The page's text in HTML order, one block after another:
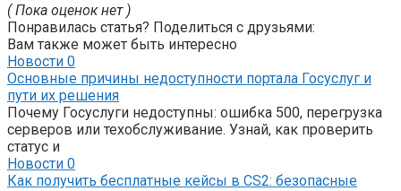
( Пока оценок нет )
Понравилась статья? Поделиться с друзьями:
Вам также может быть интересно
Новости 0
Основные причины недоступности портала Госуслуг и
пути их решения
Почему Госуслуги недоступны: ошибка 500, перегрузка
серверов или техобслуживание. Узнай, как проверить
статус и
Новости 0
Как получить бесплатные кейсы в CS2: безопасные